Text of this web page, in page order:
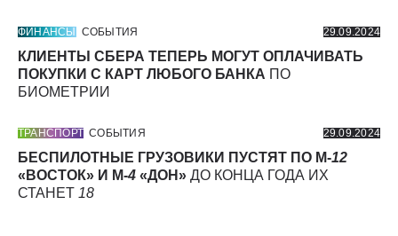
ФИНАНСЫ СОБЫТИЯ 29.09.2024
КЛИЕНТЫ СБЕРА ТЕПЕРЬ МОГУТ ОПЛАЧИВАТЬ
ПОКУПКИ С КАРТ ЛЮБОГО БАНКА ПО
БИОМЕТРИИ
ТРАНСПОРТ СОБЫТИЯ 29.09.2024
БЕСПИЛОТНЫЕ ГРУЗОВИКИ ПУСТЯТ ПО М-12
«ВОСТОК» И М-4 «ДОН» ДО КОНЦА ГОДА ИХ
СТАНЕТ 18